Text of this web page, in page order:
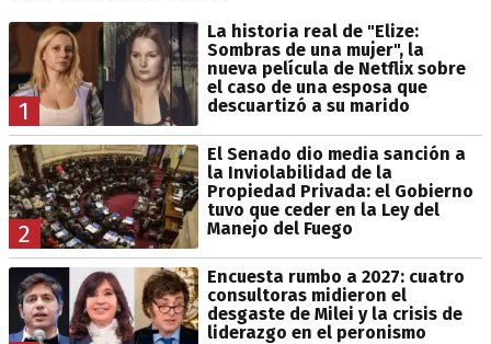
1
La historia real de "Elize:
Sombras de una mujer", la
nueva película de Netflix sobre
el caso de una esposa que
descuartizó a su marido
2
El Senado dio media sanción a
la Inviolabilidad de la
Propiedad Privada: el Gobierno
tuvo que ceder en la Ley del
Manejo del Fuego
Encuesta rumbo a 2027: cuatro
consultoras midieron el
desgaste de Milei y la crisis de
liderazgo en el peronismo